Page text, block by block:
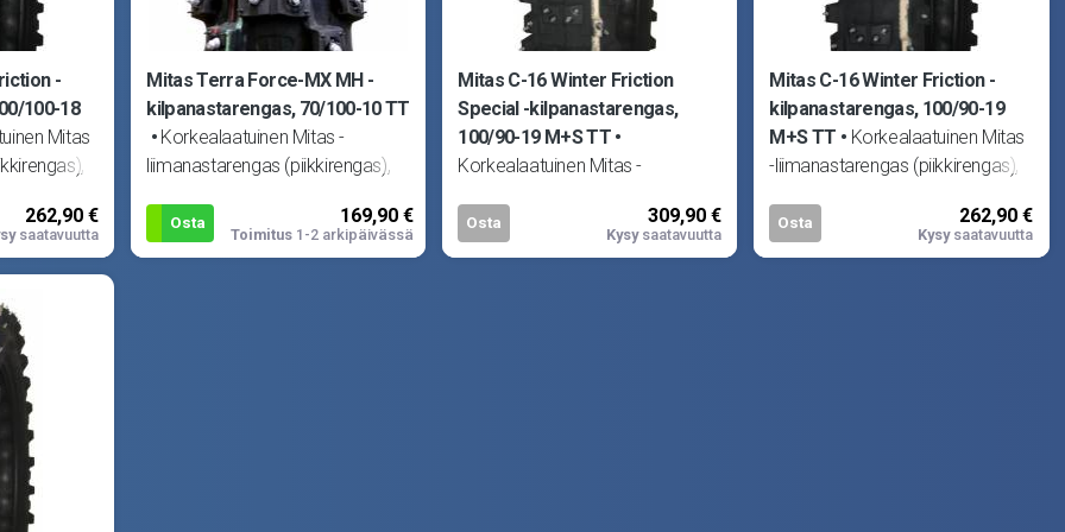
-
100-18
Mitas
TT =
262,90 €
saatavuutta
Mitas Terra Force-MX MH -
kilpanastarengas, 70/100-10 TT
Korkealaatuinen Mitas -
liimanastarengas (piikkirengas),
Renkaassa 150kpl nastoja.
Osta 169,90 €
Toimitus1-2 arkipäivässä
Mitas C-16 Winter Friction
Special -kilpanastarengas,
100/90-19 M+S TT
Korkealaatuinen Mitas -
nastoitettu Suomessa.
Renkaassa 297kpl nastoja. TT =
Osta 309,90 €
Kysysaatavuutta
Mitas C-16 Winter Friction -
kilpanastarengas, 100/90-19
M+S TT
Korkealaatuinen Mitas
-liimanastarengas (piikkirengas),
Renkaassa 225kpl nastoja. TT =
Osta 262,90 €
Kysysaatavuutta